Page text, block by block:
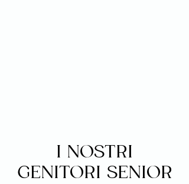
I NOSTRI
GENITORI SENIOR